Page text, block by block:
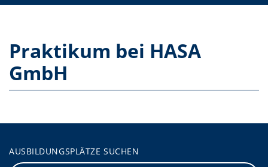
Praktikum bei HASA
GmbH
AUSBILDUNGSPLÄTZE SUCHEN